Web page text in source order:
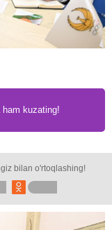
ham kuzating!
bilan o'rtoqlashing!